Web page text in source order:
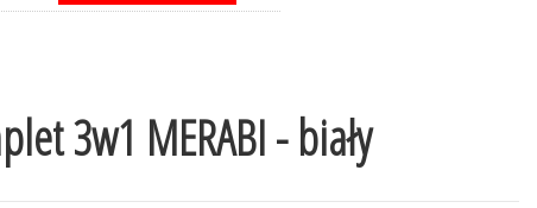
3w1 MERABI - biały